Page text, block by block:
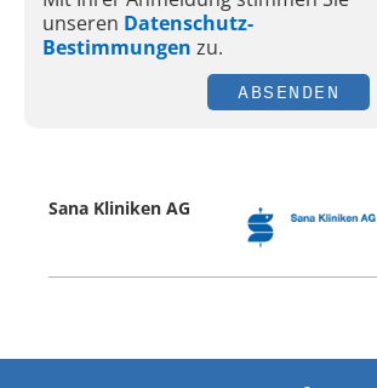
unseren Datenschutz-
Bestimmungen zu.
ABSENDEN
Sana Kliniken AG